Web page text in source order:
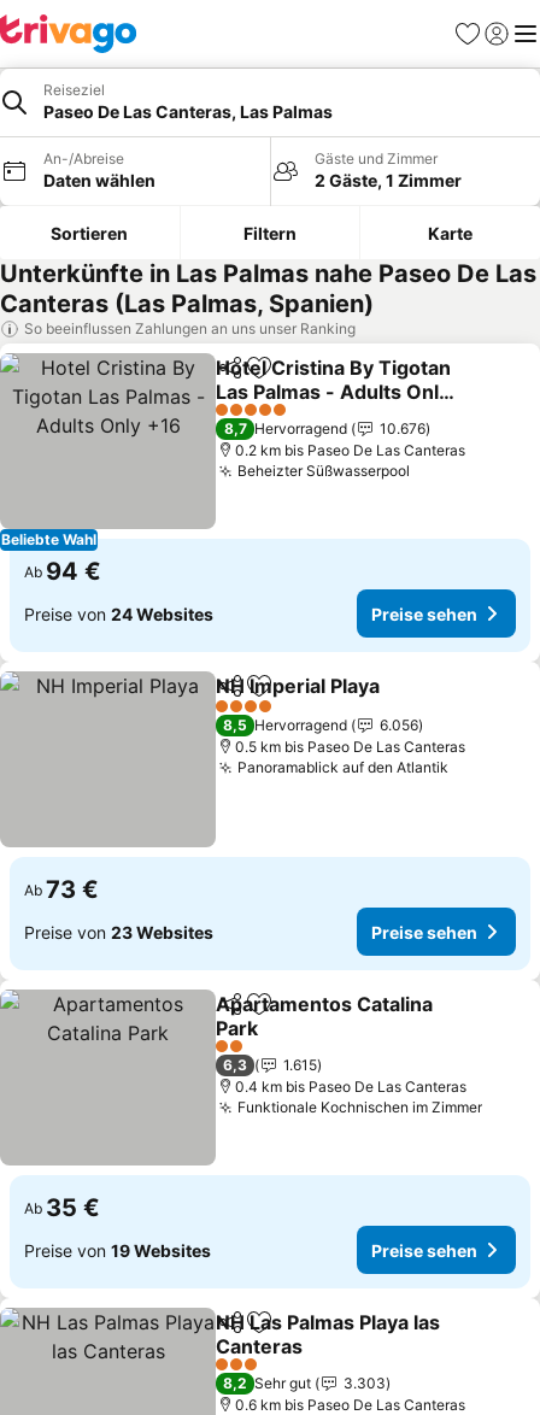
Favoriten
Reiseziel
Paseo De Las Canteras, Las Palmas
An-/Abreise
Daten wählen
Gäste und Zimmer
2 Gäste, 1 Zimmer
Sortieren Filtern Karte
Unterkünfte in Las Palmas nahe Paseo De Las
Canteras (Las Palmas, Spanien)
So beeinflussen Zahlungen an uns unser Ranking
Beliebte Wahl
TeilenZu Favoriten hinzufügen
Hotel Cristina By Tigotan
Las Palmas - Adults Only
+16
Preise sehen
5 Sterne
8,7 Hervorragend
10.676
0.2 km bis Paseo De Las Canteras
Beheizter Süßwasserpool
Ab 94 €
Preise von 24 Websites Preise sehen
TeilenZu Favoriten hinzufügen
NH Imperial Playa
4 Sterne
8,5 Hervorragend
6.056
0.5 km bis Paseo De Las Canteras
Panoramablick auf den Atlantik
Ab 73 €
Preise von 23 Websites Preise sehen
TeilenZu Favoriten hinzufügen
Apartamentos Catalina
Park
Preise sehen
2 Sterne
6,3
1.615
0.4 km bis Paseo De Las Canteras
Funktionale Kochnischen im Zimmer
Ab 35 €
Preise von 19 Websites Preise sehen
TeilenZu Favoriten hinzufügen
NH Las Palmas Playa las
Canteras
Preise sehen
3 Sterne
8,2 Sehr gut
3.303
0.6 km bis Paseo De Las Canteras